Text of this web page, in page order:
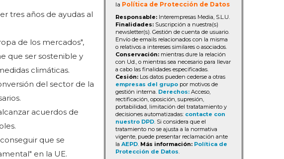
tres años de ayudas al
de los mercados",
que ser sostenible y
climáticas.
del sector de la
acuerdos de
que se
en la UE.
la Política de Protección de Datos
Responsable: Interempresas Media, S.L.U.
Finalidades: Suscripción a nuestra(s)
newsletter(s). Gestión de cuenta de usuario.
Envío de emails relacionados con la misma
o relativos a intereses similares o asociados.
Conservación: mientras dure la relación
con Ud., o mientras sea necesario para llevar
a cabo las finalidades especificadas.
Cesión: Los datos pueden cederse a otras
empresas del grupo por motivos de
gestión interna. Derechos: Acceso,
rectificación, oposición, supresión,
portabilidad, limitación del tratatamiento y
decisiones automatizadas: contacte con
nuestro DPD. Si considera que el
tratamiento no se ajusta a la normativa
vigente, puede presentar reclamación ante
la AEPD. Más información: Política de
Protección de Datos.